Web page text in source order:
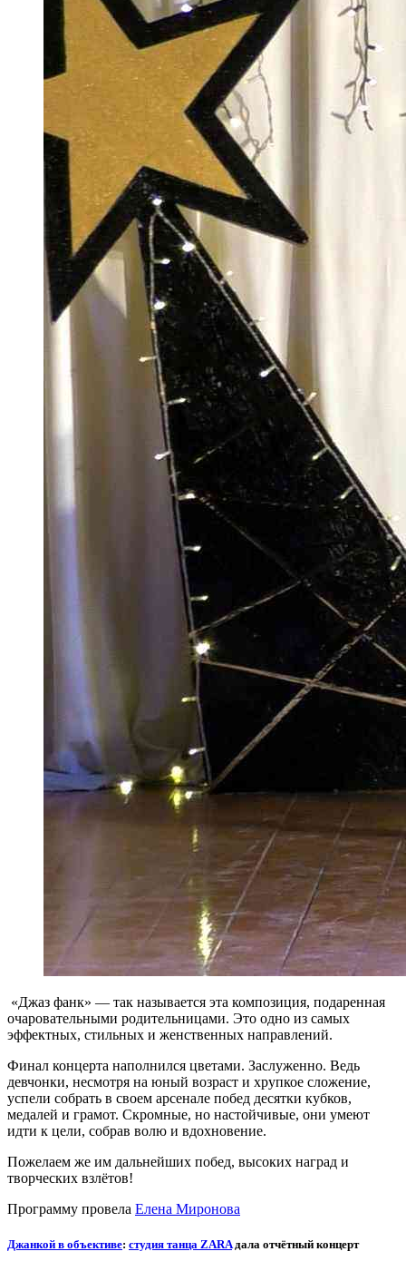
«Джаз фанк» — так называется эта композиция, подаренная
очаровательными родительницами. Это одно из самых
эффектных, стильных и женственных направлений.
Финал концерта наполнился цветами. Заслуженно. Ведь
девчонки, несмотря на юный возраст и хрупкое сложение,
успели собрать в своем арсенале побед десятки кубков,
медалей и грамот. Скромные, но настойчивые, они умеют
идти к цели, собрав волю и вдохновение.
Пожелаем же им дальнейших побед, высоких наград и
творческих взлётов!
Программу провела Елена Миронова
Джанкой в объективе: студия танца ZARAдала отчётный концерт